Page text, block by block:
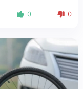
0 0